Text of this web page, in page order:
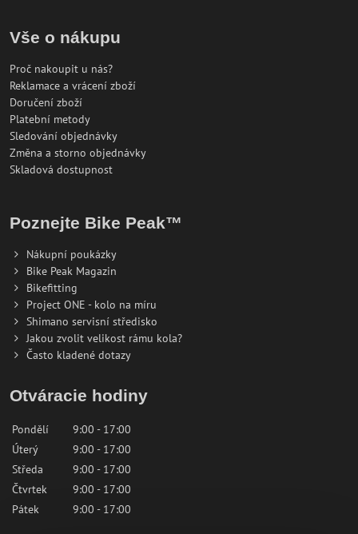
Vše o nákupu
Proč nakoupit u nás?
Reklamace a vrácení zboží
Doručení zboží
Platební metody
Sledování objednávky
Změna a storno objednávky
Skladová dostupnost
Poznejte Bike Peak™
Nákupní poukázky
Bike Peak Magazin
Bikefitting
Project ONE - kolo na míru
Shimano servisní středisko
Jakou zvolit velikost rámu kola?
Často kladené dotazy
Otváracie hodiny
Pondělí
9:00 - 17:00
Úterý
9:00 - 17:00
Středa
9:00 - 17:00
Čtvrtek
9:00 - 17:00
Pátek
9:00 - 17:00